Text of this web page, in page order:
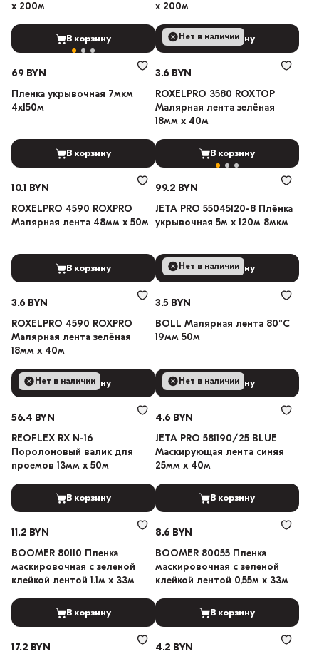
х 200м
В корзину
х 200м
В корзину
69 BYN
Пленка укрывочная 7мкм
4х150м
В корзину
Нет в наличии
3.6 BYN
ROXELPRO 3580 ROXTOP
Малярная лента зелёная
18мм х 40м
В корзину
10.1 BYN
ROXELPRO 4590 ROXPRO
Малярная лента 48мм х 50м
В корзину
99.2 BYN
JETA PRO 55045120-8 Плёнка
укрывочная 5м x 120м 8мкм
В корзину
3.6 BYN
ROXELPRO 4590 ROXPRO
Малярная лента зелёная
18мм х 40м
В корзину
Нет в наличии
3.5 BYN
BOLL Малярная лента 80°C
19мм 50м
В корзину
Нет в наличии
56.4 BYN
REOFLEX RX N-16
Поролоновый валик для
проемов 13мм х 50м
В корзину
Нет в наличии
4.6 BYN
JETA PRO 581190/25 BLUE
Маскирующая лента синяя
25мм х 40м
В корзину
11.2 BYN
BOOMER 80110 Пленка
маскировочная с зеленой
клейкой лентой 1.1м х 33м
В корзину
8.6 BYN
BOOMER 80055 Пленка
маскировочная с зеленой
клейкой лентой 0,55м х 33м
В корзину
17.2 BYN 4.2 BYN